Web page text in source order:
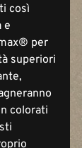
così
e
per
superiori
colorati